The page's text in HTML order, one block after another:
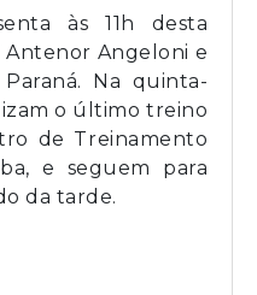
às 11h desta
Antenor Angeloni e
Na quinta-
o último treino
de Treinamento
e seguem para
da tarde.